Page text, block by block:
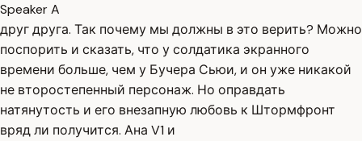
Speaker A
друг друга. Так почему мы должны в это верить? Можно
поспорить и сказать, что у солдатика экранного
времени больше, чем у Бучера Сьюи, и он уже никакой
не второстепенный персонаж. Но оправдать
натянутость и его внезапную любовь к Штормфронт
вряд ли получится. Ана V1 и